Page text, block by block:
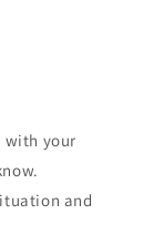
with your
and